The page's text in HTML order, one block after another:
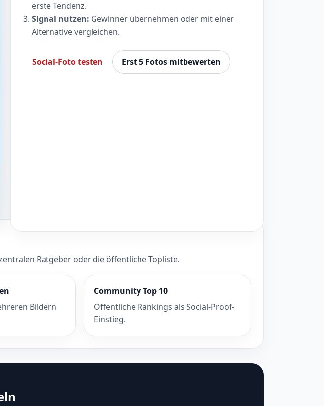
erste Tendenz.
Signal nutzen: Gewinner übernehmen oder mit einer
Alternative vergleichen.
Social-Foto testen Erst 5 Fotos mitbewerten
Ratgeber oder die öffentliche Topliste.
Bildern
Community Top 10
Öffentliche Rankings als Social-Proof-
Einstieg.